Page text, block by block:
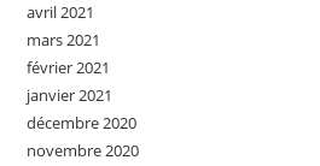
avril 2021
mars 2021
février 2021
janvier 2021
décembre 2020
novembre 2020